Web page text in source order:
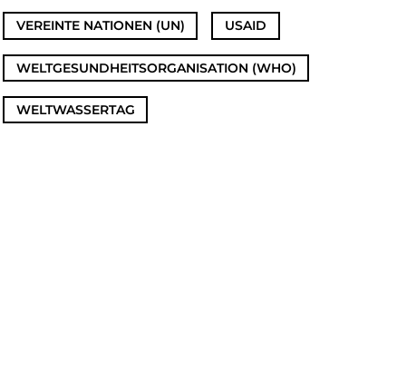
VEREINTE NATIONEN (UN) USAID
WELTGESUNDHEITSORGANISATION (WHO)
WELTWASSERTAG